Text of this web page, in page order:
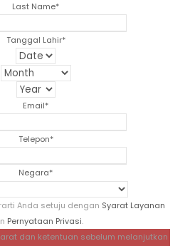
Last Name*
Tanggal Lahir*
Email*
Telepon*
Negara*
Anda setuju dengan Syarat Layanan
Pernyataan Privasi.
dan ketentuan sebelum melanjutkan